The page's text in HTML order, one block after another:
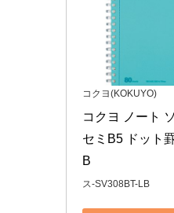
コクヨ(KOKUYO)
コクヨ ノート
セミB5 ドット
B
ス-SV308BT-LB